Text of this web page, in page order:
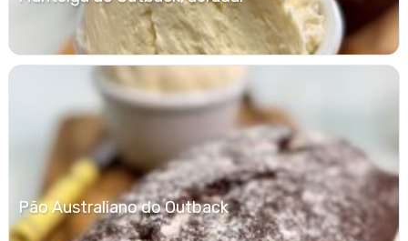
Pão Australiano do Outback